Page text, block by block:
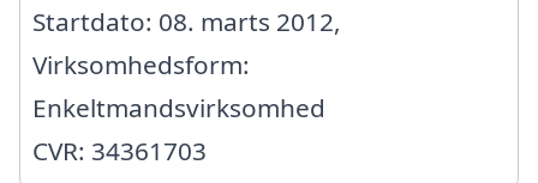
Startdato: 08. marts 2012,
Virksomhedsform:
Enkeltmandsvirksomhed
CVR: 34361703